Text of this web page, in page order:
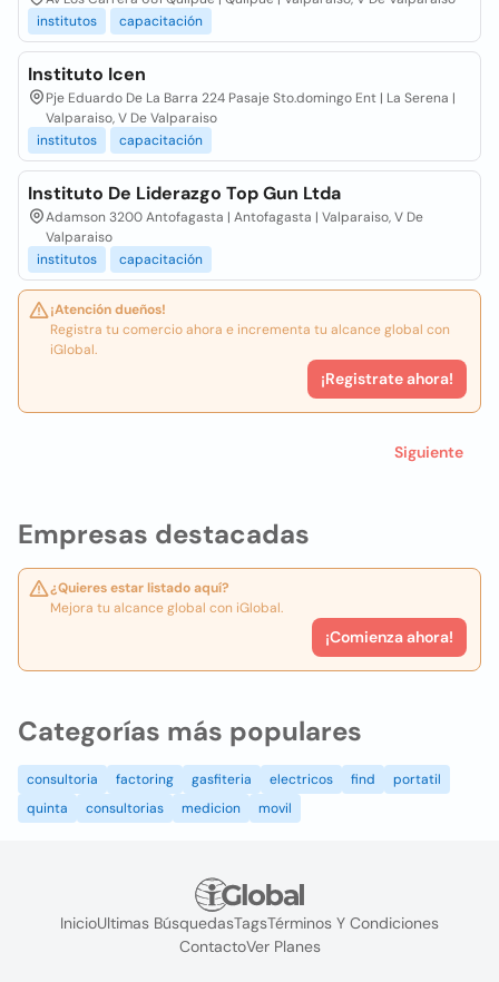
Empresas destacadas
¿Quieres estar listado aquí?
Mejora tu alcance global con iGlobal.
¡Comienza ahora!
institutos
capacitación
Instituto Icen
Pje Eduardo De La Barra 224 Pasaje Sto.domingo Ent | La Serena |
Valparaiso, V De Valparaiso
institutos
capacitación
Instituto De Liderazgo Top Gun Ltda
Adamson 3200 Antofagasta | Antofagasta | Valparaiso, V De
Valparaiso
institutos
capacitación
¡Atención dueños!
Registra tu comercio ahora e incrementa tu alcance global con
iGlobal.
¡Registrate ahora!
Siguiente
Categorías más populares
consultoria factoring gasfiteria electricos find
portatil
quinta
consultorias medicion movil
InicioUltimas BúsquedasTagsTérminos Y Condiciones
ContactoVer Planes